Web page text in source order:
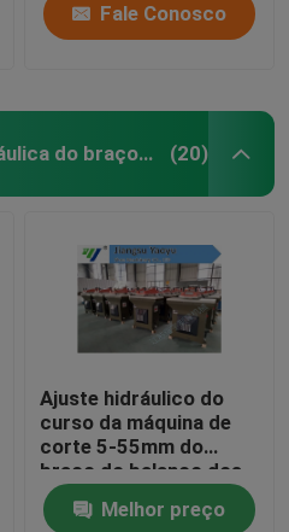
Fale Conosco
Máquina de corte hidráulica do braço do balanço (20)
Ajuste hidráulico do
curso da máquina de
corte 5-55mm do
braço do balanço dos
grupos de telefone
celularMelhor preço